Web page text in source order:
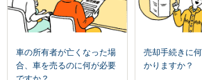
車の所有者が亡くなった場
合、車を売るのに何が必要
売却手続きに
かりますか？